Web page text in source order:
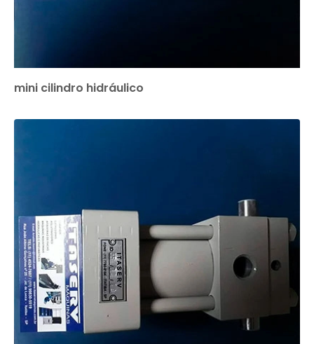
mini cilindro hidráulico